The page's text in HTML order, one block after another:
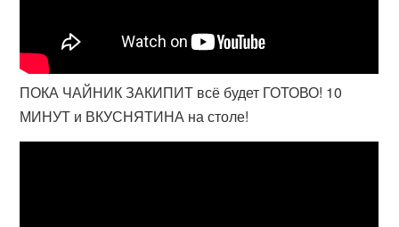
ПОКА ЧАЙНИК ЗАКИПИТ всё будет ГОТОВО! 10
МИНУТ и ВКУСНЯТИНА на столе!